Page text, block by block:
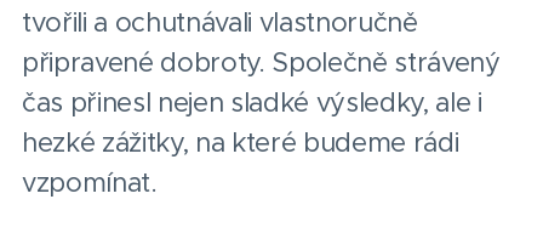
tvořili a ochutnávali vlastnoručně
připravené dobroty. Společně strávený
čas přinesl nejen sladké výsledky, ale i
hezké zážitky, na které budeme rádi
vzpomínat.